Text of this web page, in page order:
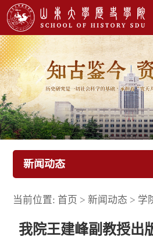
新闻动态
当前位置: 首页 >新闻动态 > 学
我院王建峰副教授出